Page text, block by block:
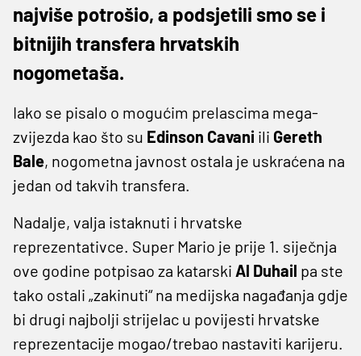
najviše potrošio, a podsjetili smo se i
bitnijih transfera hrvatskih
nogometaša.
Iako se pisalo o mogućim prelascima mega-
zvijezda kao što su Edinson Cavani ili Gereth
Bale, nogometna javnost ostala je uskraćena na
jedan od takvih transfera.
Nadalje, valja istaknuti i hrvatske
reprezentativce. Super Mario je prije 1. siječnja
ove godine potpisao za katarski Al Duhail pa ste
tako ostali „zakinuti“ na medijska nagađanja gdje
bi drugi najbolji strijelac u povijesti hrvatske
reprezentacije mogao/trebao nastaviti karijeru.